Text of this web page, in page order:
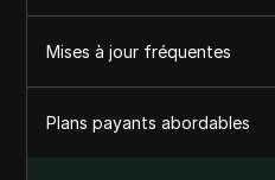
Mises à jour fréquentes
Plans payants abordables